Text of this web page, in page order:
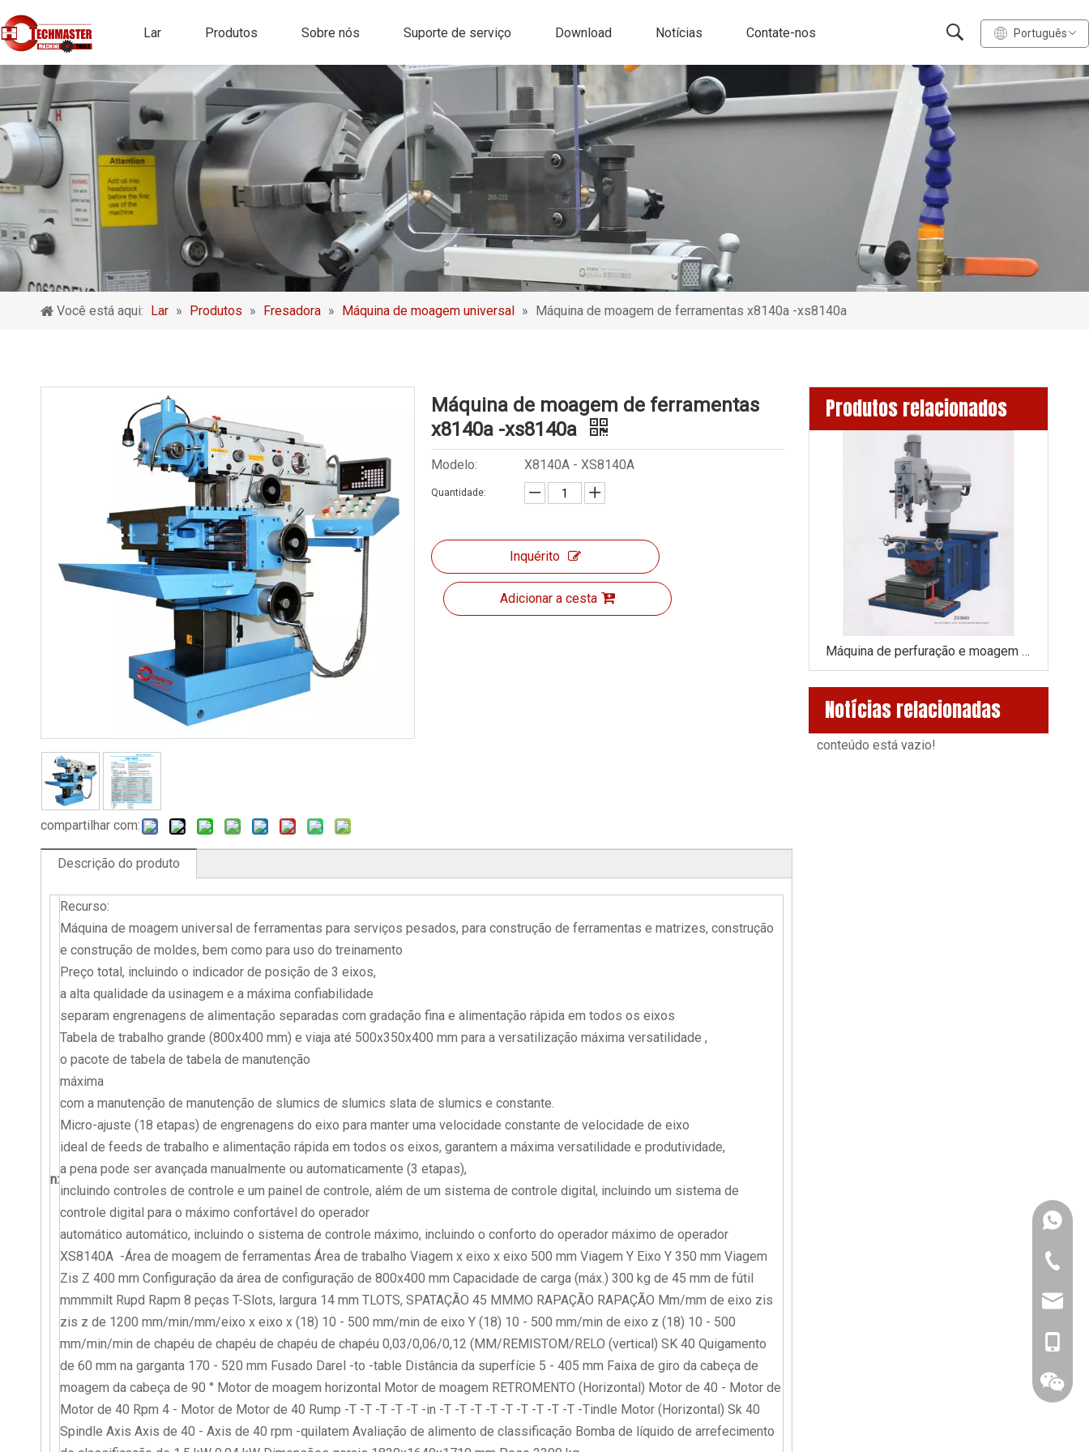
Lar Produtos Sobre nós Suporte de serviço Download Notícias Contate-nos Português
Você está aqui: Lar » Produtos » Fresadora » Máquina de moagem universal » Máquina de moagem de ferramentas x8140a -xs8140a
compartilhar com:
Máquina de moagem de ferramentas
x8140a -xs8140a
Modelo: X8140A - XS8140A
Quantidade:
Inquérito
Adicionar a cesta
Descrição do produto
n:
Recurso:
Máquina de moagem universal de ferramentas para serviços pesados, para construção de ferramentas e matrizes, construção
e construção de moldes, bem como para uso do treinamento
Preço total, incluindo o indicador de posição de 3 eixos,
a alta qualidade da usinagem e a máxima confiabilidade
separam engrenagens de alimentação separadas com gradação fina e alimentação rápida em todos os eixos
Tabela de trabalho grande (800x400 mm) e viaja até 500x350x400 mm para a versatilização máxima versatilidade ,
o pacote de tabela de tabela de manutenção
máxima
com a manutenção de manutenção de slumics de slumics slata de slumics e constante.
Micro-ajuste (18 etapas) de engrenagens do eixo para manter uma velocidade constante de velocidade de eixo
ideal de feeds de trabalho e alimentação rápida em todos os eixos, garantem a máxima versatilidade e produtividade,
a pena pode ser avançada manualmente ou automaticamente (3 etapas),
incluindo controles de controle e um painel de controle, além de um sistema de controle digital, incluindo um sistema de
controle digital para o máximo confortável do operador
automático automático, incluindo o sistema de controle máximo, incluindo o conforto do operador máximo de operador
XS8140A -Área de moagem de ferramentas Área de trabalho Viagem x eixo x eixo 500 mm Viagem Y Eixo Y 350 mm Viagem
Zis Z 400 mm Configuração da área de configuração de 800x400 mm Capacidade de carga (máx.) 300 kg de 45 mm de fútil
mmmmilt Rupd Rapm 8 peças T-Slots, largura 14 mm TLOTS, SPATAÇÃO 45 MMMO RAPAÇÃO RAPAÇÃO Mm/mm de eixo zis
zis z de 1200 mm/min/mm/eixo x eixo x (18) 10 - 500 mm/min de eixo Y (18) 10 - 500 mm/min de eixo z (18) 10 - 500
mm/min/min de chapéu de chapéu de chapéu de chapéu 0,03/0,06/0,12 (MM/REMISTOM/RELO (vertical) SK 40 Quigamento
de 60 mm na garganta 170 - 520 mm Fusado Darel -to -table Distância da superfície 5 - 405 mm Faixa de giro da cabeça de
moagem da cabeça de 90 ° Motor de moagem horizontal Motor de moagem RETROMENTO (Horizontal) Motor de 40 - Motor de
Motor de 40 Rpm 4 - Motor de Motor de 40 Rump -T -T -T -T -T -in -T -T -T -T -T -T -T -T -T -Tindle Motor (Horizontal) Sk 40
Spindle Axis Axis de 40 - Axis de 40 rpm -quilatem Avaliação de alimento de classificação Bomba de líquido de arrefecimento
Produtos relacionados
Máquina de perfuração e moagem ZX3840
Notícias relacionadas
conteúdo está vazio!
+86
+86-